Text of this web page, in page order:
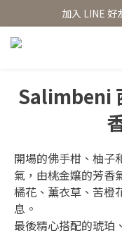
香氛水氧機、
加入 LINE 好
香氛水氧機、
Salimbeni
開場的佛手柑、柚子
氣，由桃金孃的芳香
橘花、薰衣草、苦橙
息。
最後精心搭配的琥珀